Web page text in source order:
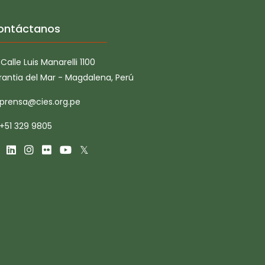
Calle Luis Manarelli 1100
del Mar - Magdalena, Perú
prensa@cies.org.pe
+51 329 9805